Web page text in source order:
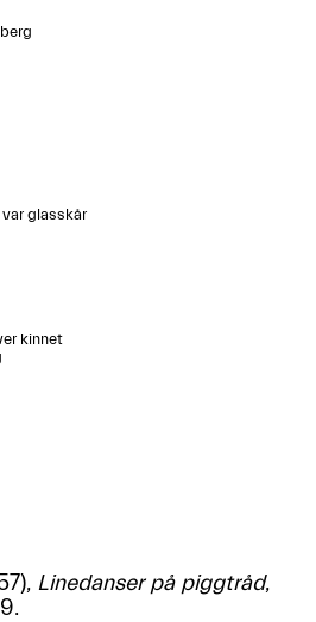
glasskår
kinnet
Linedanser på piggtråd,